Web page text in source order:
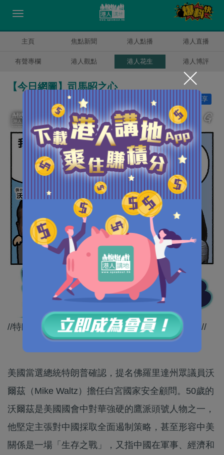
主頁 焦點新聞 港人點播 港人直播
有聲專欄 港人觀點 港人花生 港人博評
【今日網圖】司馬昭之心
分享
//特朗普任命呢班人，係咩目的大家心中有數啦～//
美國當選總統特朗普確認，提名佛羅里達州眾議員沃
爾茲（Mike Waltz）擔任白宮國家安全顧問。50歲的
沃爾茲是美國國會中對華強硬的鷹派頭號人物之一，
他堅定主張對中國採取全面遏制策略，甚至形容中美
關係是一場「生存之戰」，又指中國在軍事、經濟和